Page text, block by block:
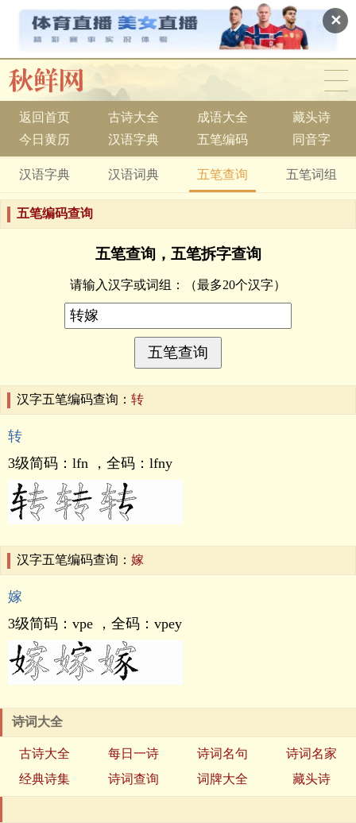
✕
返回首页 古诗大全 成语大全
藏头诗
今日黄历
汉语字典 五笔编码 同音字
汉语字典 汉语词典 五笔查询 五笔词组
五笔编码查询
五笔查询，五笔拆字查询
请输入汉字或词组： （最多20个汉字）
汉字五笔编码查询： 转
转
3级简码： lfn ，全码： lfny
汉字五笔编码查询： 嫁
嫁
3级简码： vpe ，全码： vpey
诗词大全
古诗大全 每日一诗 诗词名句
诗词名家
经典诗集
诗词查询 词牌大全 藏头诗